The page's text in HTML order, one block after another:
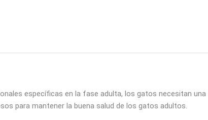
específicas en la fase adulta, los gatos necesitan
para mantener la buena salud de los gatos adultos.